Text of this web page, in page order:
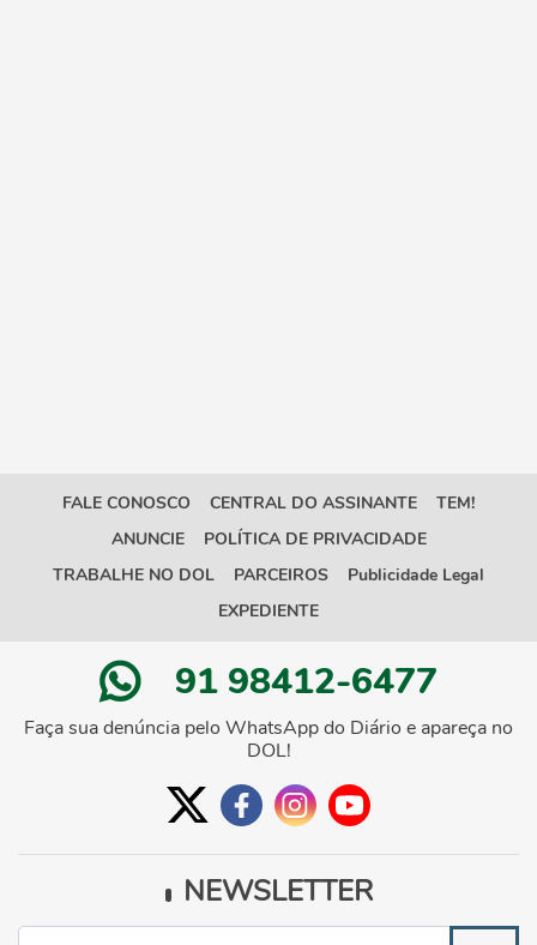
FALE CONOSCO CENTRAL DO ASSINANTE
TEM!
ANUNCIE
POLÍTICA DE PRIVACIDADE
TRABALHE NO DOL
PARCEIROS
Publicidade Legal
EXPEDIENTE
91 98412-6477
Faça sua denúncia pelo WhatsApp do Diário e apareça no
DOL!
NEWSLETTER